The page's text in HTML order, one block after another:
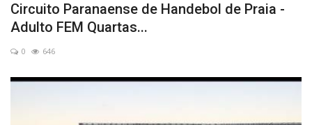
Circuito Paranaense de Handebol de Praia -
Adulto FEM Quartas...
0 646